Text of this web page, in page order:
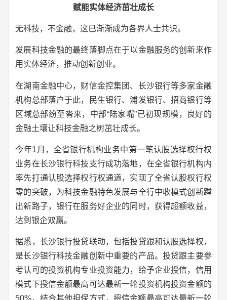
赋能实体经济茁壮成长
无科技，不金融，这已渐渐成为各界人士共识。
发展科技金融的最终落脚点在于以金融服务的创新来作
用实体经济，推动创新创业。
在湖南金融中心，财信金控集团、长沙银行等多家金融
机构总部落户于此，民生银行、浦发银行、招商银行等
区域总部纷至沓来，中部“陆家嘴”已初现规模，良好的
金融土壤让科技金融之树茁壮成长。
今年1月，全省银行机构业务中第一笔认股选择权行权
业务在长沙银行科技支行成功落地，在全省银行机构内
率先打通认股选择权行权通道，实现了全省认股权行权
零的突破，为科技金融特色发展与全行中收模式创新蹚
出新路子，银行在服务好企业的同时，获得超额收益，
达到银企双赢。
据悉，长沙银行投贷联动，包括投贷跟和认股选择权，
是长沙银行科技金融创新中重要的产品。投贷跟主要参
考认可的投资机构专业投资能力，给予企业授信，信用
模式下授信金额最高可达最新一轮投资机构投资金额的